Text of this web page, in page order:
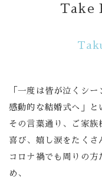
施設のご紹介
Food
Movie
これから挙式をお
Take
「一度は皆が泣くシ
感動的な結婚式へ」と
その言葉通り、ご家族
喜び、嬉し涙をたくさ
コロナ禍でも周りの
め、